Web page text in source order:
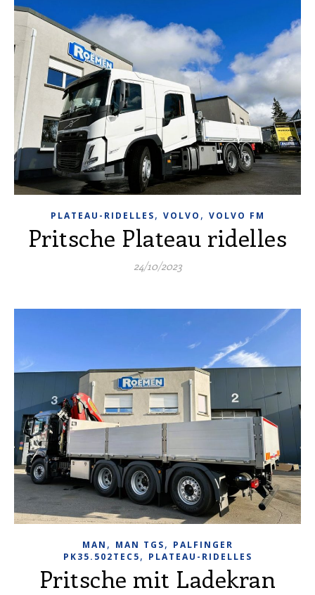
PLATEAU-RIDELLES, VOLVO , VOLVO FM
Pritsche Plateau ridelles
24/10/2023
MAN , MAN TGS, PALFINGER
PK35.502TEC5, PLATEAU-RIDELLES
Pritsche mit Ladekran